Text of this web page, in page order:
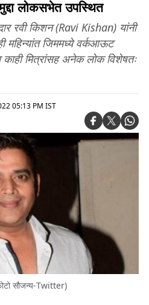
लोकसभेत उपस्थित
रवी किशन (Ravi Kishan) यांनी
महिन्यांत जिममध्ये वर्कआऊट
काही मित्रांसह अनेक लोक विशेषतः
05:13 PM IST
सौजन्य-Twitter)